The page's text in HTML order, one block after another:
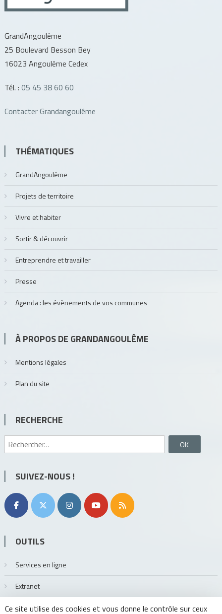
GrandAngoulême
25 Boulevard Besson Bey
16023 Angoulême Cedex
Tél. : 05 45 38 60 60
Contacter Grandangoulême
THÉMATIQUES
GrandAngoulême
Projets de territoire
Vivre et habiter
Sortir & découvrir
Entreprendre et travailler
Presse
Agenda : les évènements de vos communes
À PROPOS DE GRANDANGOULÊME
Mentions légales
Plan du site
RECHERCHE
Rechercher :
SUIVEZ-NOUS !
OUTILS
Services en ligne
Extranet
Ce site utilise des cookies et vous donne le contrôle sur ceux